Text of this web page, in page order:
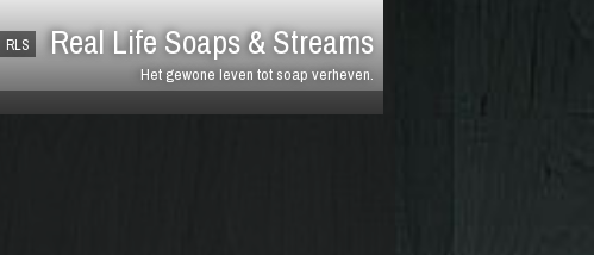
RLS Real Life Soaps & Streams
Het gewone leven tot soap verheven.